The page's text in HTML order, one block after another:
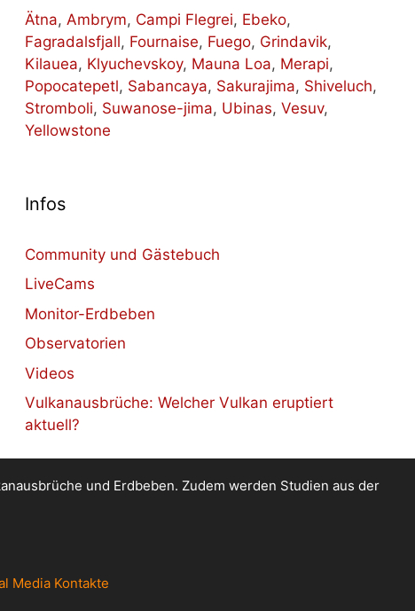
Ätna, Ambrym, Campi Flegrei, Ebeko,
Fagradalsfjall, Fournaise, Fuego, Grindavik,
Kilauea, Klyuchevskoy, Mauna Loa, Merapi,
Popocatepetl, Sabancaya, Sakurajima, Shiveluch,
Stromboli, Suwanose-jima, Ubinas, Vesuv,
Yellowstone
Infos
Community und Gästebuch
LiveCams
Monitor-Erdbeben
Observatorien
Videos
Vulkanausbrüche: Welcher Vulkan eruptiert
aktuell?
und Erdbeben. Zudem werden Studien aus der
Media Kontakte